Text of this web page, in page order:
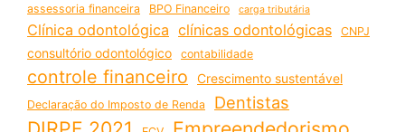
assessoria financeira
BPO Financeiro carga tributária
Clínica odontológica clínicas odontológicas CNPJ
consultório odontológico contabilidade
controle financeiro Crescimento sustentável
Declaração do Imposto de Renda Dentistas